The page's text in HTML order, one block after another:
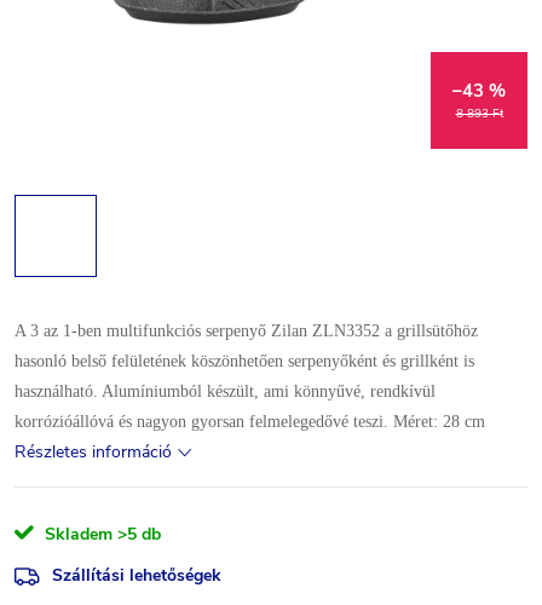
8 893 Ft
–43 %
A 3 az 1-ben multifunkciós serpenyő Zilan ZLN3352 a grillsütőhöz
hasonló belső felületének köszönhetően serpenyőként és grillként is
használható. Alumíniumból készült, ami könnyűvé, rendkívül
korrózióállóvá és nagyon gyorsan felmelegedővé teszi. Méret: 28 cm
Részletes információ
Skladem >5 db
Szállítási lehetőségek